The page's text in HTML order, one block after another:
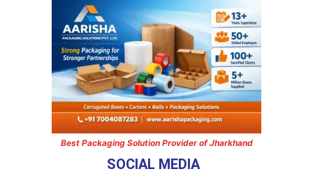
Best Packaging Solution Provider of Jharkhand
SOCIAL MEDIA